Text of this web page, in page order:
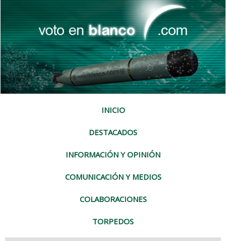
INICIO
DESTACADOS
INFORMACIÓN Y OPINIÓN
COMUNICACIÓN Y MEDIOS
COLABORACIONES
TORPEDOS